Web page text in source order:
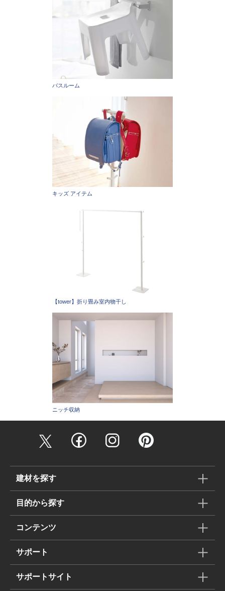
バスルーム
キッズ アイテム
【tower】折り畳み室内物干し
ニッチ収納
建材を探す
目的から探す
コンテンツ
サポート
サポートサイト